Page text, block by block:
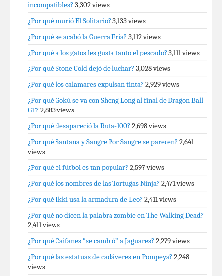
incompatibles? 3,302 views
¿Por qué murió El Solitario? 3,133 views
¿Por qué se acabó la Guerra Fría? 3,112 views
¿Por qué a los gatos les gusta tanto el pescado? 3,111 views
¿Por qué Stone Cold dejó de luchar? 3,028 views
¿Por qué los calamares expulsan tinta? 2,929 views
¿Por qué Gokú se va con Sheng Long al final de Dragon Ball
GT? 2,883 views
¿Por qué desapareció la Ruta-100? 2,698 views
¿Por qué Santana y Sangre Por Sangre se parecen? 2,641
views
¿Por qué el fútbol es tan popular? 2,597 views
¿Por qué los nombres de las Tortugas Ninja? 2,471 views
¿Por qué Ikki usa la armadura de Leo? 2,411 views
¿Por qué no dicen la palabra zombie en The Walking Dead?
2,411 views
¿Por qué Caifanes “se cambió” a Jaguares? 2,279 views
¿Por qué las estatuas de cadáveres en Pompeya? 2,248
views